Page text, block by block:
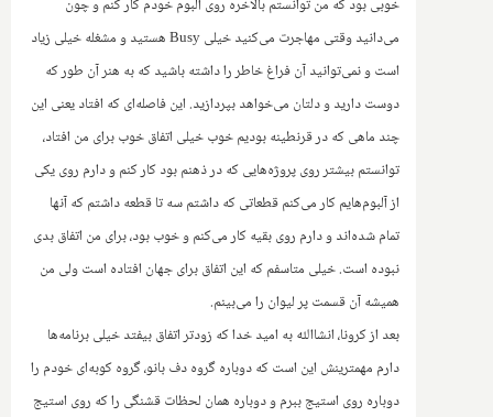
خوبی بود که من توانستم بالاخره روی آلبوم خودم کار کنم و چون
می‌دانید وقتی مهاجرت می‌کنید خیلیBusyهستید و مشغله خیلی زیاد
است و نمی‌توانید آن فراغ خاطر را داشته باشید که به هنر آن طور که
دوست دارید و دلتان می‌خواهد بپردازید. این فاصله‌ای که افتاد یعنی این
چند ماهی که در قرنطینه بودیم خوب خیلی اتفاق خوب برای من افتاد،
توانستم بیشتر روی پروژه‌هایی که در ذهنم بود کار کنم و دارم روی یکی
از آلبو‌م‌هایم کار می‌کنم قطعاتی که داشتم سه تا قطعه داشتم که آنها
تمام ‌شده‌اند و دارم روی بقیه کار می‌کنم و خوب بود، برای من اتفاق بدی
نبوده است. خیلی متاسفم که این اتفاق برای جهان افتاده است ولی من
همیشه آن قسمت پر لیوان را می‌بینم.‌
بعد از کرونا، انشاالله به امید خدا که زودتر اتفاق بیفتد خیلی برنامه‌ها
دارم مهمترینش این است که دوباره گروه دف بانو، گروه کوبه‌ای خودم را
دوباره روی استیج ببرم و دوباره همان لحظات قشنگی را که روی استیج